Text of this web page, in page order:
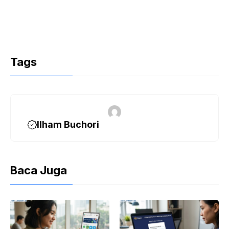
Tags
Ilham Buchori
Baca Juga